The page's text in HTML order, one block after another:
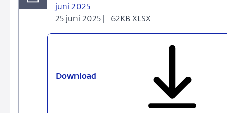
juni 2025
25 juni 2025 |
62KB XLSX
Download